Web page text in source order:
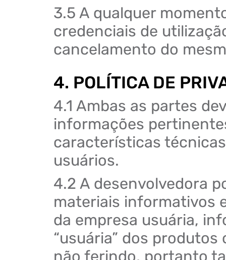
3.5 A qualquer
credenciais de
cancelamento do
4. POLÍTICA DE
4.1 Ambas as partes
informações
características
usuários.
4.2 A desenvolvedora
materiais informativos
da empresa usuária,
“usuária” dos